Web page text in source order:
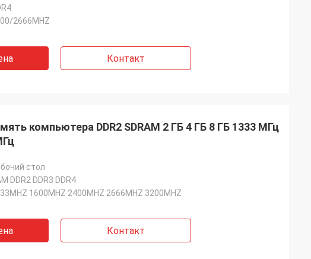
2666MHZ
Контакт
компьютера DDR2 SDRAM 2 ГБ 4 ГБ 8 ГБ 1333 МГц
стол
DDR2 DDR3 DDR4
1600MHZ 2400MHZ 2666MHZ 3200MHZ
Контакт